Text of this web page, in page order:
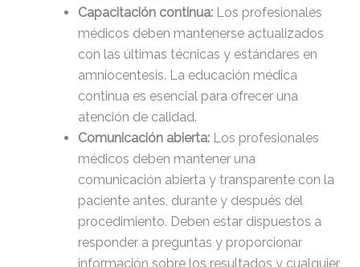
Capacitación continua:Los profesionales
médicos deben mantenerse actualizados
con las últimas técnicas y estándares en
amniocentesis. La educación médica
continua es esencial para ofrecer una
atención de calidad.
Comunicación abierta:Los profesionales
médicos deben mantener una
comunicación abierta y transparente con la
paciente antes, durante y después del
procedimiento. Deben estar dispuestos a
responder a preguntas y proporcionar
información sobre los resultados y cualquier